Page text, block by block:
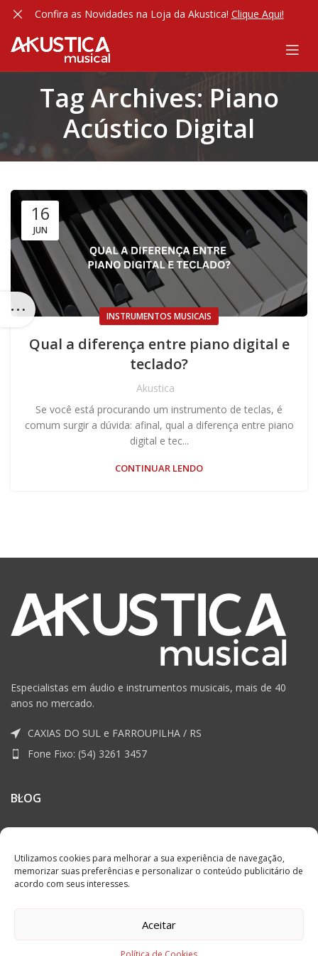
Utilizamos cookies para melhorar a sua experiência de navegação,
memorizar suas preferências e personalizar o conteúdo publicitário de
acordo com seus interesses.
Aceitar
Tag Archives: Piano
Acústico Digital
16
JUN
INSTRUMENTOS MUSICAIS
Qual a diferença entre piano digital e
teclado?
Akustica
Se você está procurando um instrumento de teclas, é
comum surgir a dúvida: afinal, qual a diferença entre piano
digital e tec...
CONTINUAR LENDO
Especialistas em áudio e instrumentos musicais, mais de 40
anos no mercado.
CAXIAS DO SUL e FARROUPILHA / RS
Fone Fixo: (54) 3261 3457
BLOG
LINKS ÚTEIS
AKUSTICA MUSICAL | BLOG 2023. Para os amantes de música.
DESENVOLVIDO PORMETRIS
Confira as Novidades na Loja da Akustica! Clique Aqui!